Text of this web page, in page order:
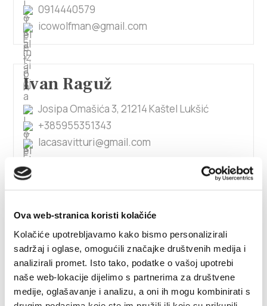
Ova web-stranica koristi kolačiće
Kolačiće upotrebljavamo kako bismo personalizirali
sadržaj i oglase, omogućili značajke društvenih medija i
analizirali promet. Isto tako, podatke o vašoj upotrebi
naše web-lokacije dijelimo s partnerima za društvene
medije, oglašavanje i analizu, a oni ih mogu kombinirati s
0914440579
icowolfman@gmail.com
Ivan Raguž
Josipa Omašića 3, 21214 Kaštel Lukšić
+385955351343
lacasavitturi@gmail.com
+385915593124
milkarajcic56@gmail.com